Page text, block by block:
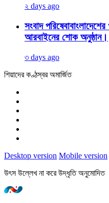
২ days ago
সংবাদ পরিষেবা
আরবাইনের শোক অনুষ্ঠান।
৩ days ago
শিয়াদের কণ্ঠস্বর অমার্জিত
Desktop version Mobile version
উৎস উল্লেখ না করে উদ্ধৃতি অনুমোদিত